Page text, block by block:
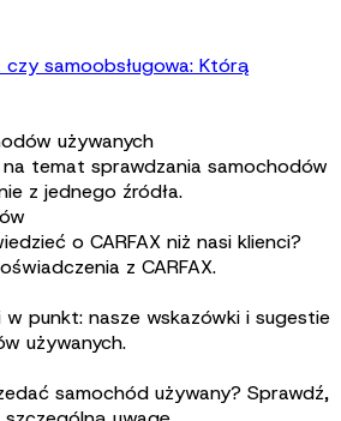
samoobsługowa: Którą
używanych
temat sprawdzania samochodów
z jednego źródła.
o CARFAX niż nasi klienci?
z CARFAX.
punkt: nasze wskazówki i sugestie
używanych.
samochód używany? Sprawdź,